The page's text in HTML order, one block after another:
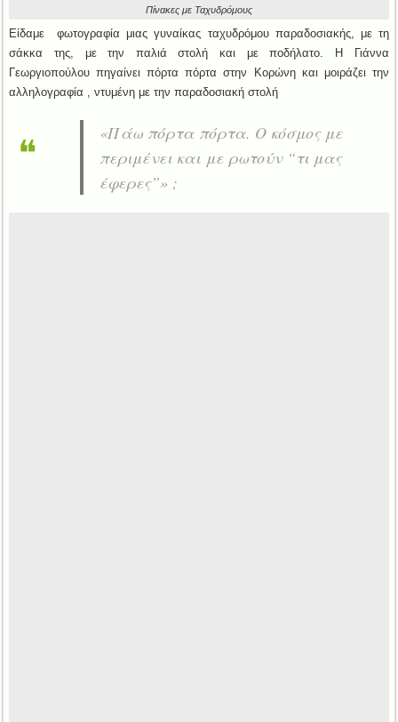
Πίνακες με Ταχυδρόμους
Είδαμε φωτογραφία μιας γυναίκας ταχυδρόμου παραδοσιακής, με τη
σάκκα της, με την παλιά στολή και με ποδήλατο. Η Γιάννα
Γεωργιοπούλου πηγαίνει πόρτα πόρτα στην Κορώνη και μοιράζει την
αλληλογραφία , ντυμένη με την παραδοσιακή στολή
«Πάω πόρτα πόρτα. Ο κόσμος με
περιμένει και με ρωτούν “τι μας
έφερες”» ;